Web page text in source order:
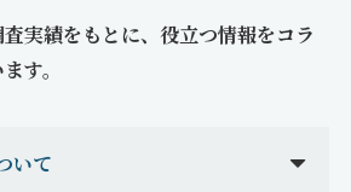
実績をもとに、役立つ情報をコラ
す。
いて